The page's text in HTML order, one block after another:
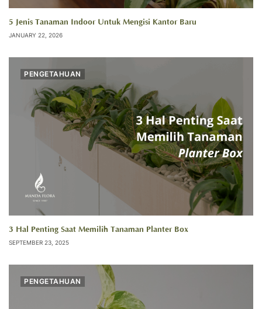
5 Jenis Tanaman Indoor Untuk Mengisi Kantor Baru
JANUARY 22, 2026
PENGETAHUAN
3 Hal Penting Saat Memilih Tanaman Planter Box
SEPTEMBER 23, 2025
PENGETAHUAN